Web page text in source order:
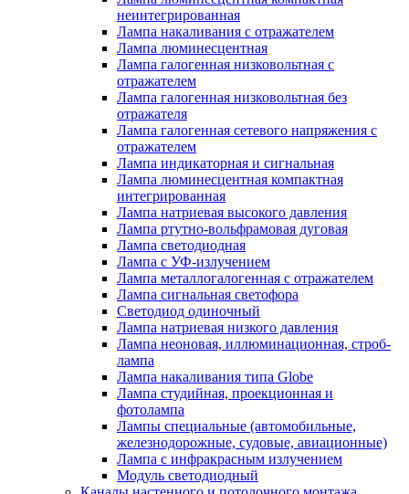
неинтегрированная
Лампа накаливания с отражателем
Лампа люминесцентная
Лампа галогенная низковольтная с
отражателем
Лампа галогенная низковольтная без
отражателя
Лампа галогенная сетевого напряжения с
отражателем
Лампа индикаторная и сигнальная
Лампа люминесцентная компактная
интегрированная
Лампа натриевая высокого давления
Лампа ртутно-вольфрамовая дуговая
Лампа светодиодная
Лампа с УФ-излучением
Лампа металлогалогенная с отражателем
Лампа сигнальная светофора
Светодиод одиночный
Лампа натриевая низкого давления
Лампа неоновая, иллюминационная, строб-
лампа
Лампа накаливания типа Globe
Лампа студийная, проекционная и
фотолампа
Лампы специальные (автомобильные,
железнодорожные, судовые, авиационные)
Лампа с инфракрасным излучением
Модуль светодиодный